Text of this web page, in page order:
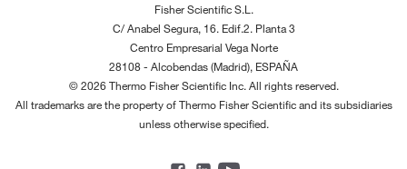
Fisher Scientific S.L.
C/ Anabel Segura, 16. Edif.2. Planta 3
Centro Empresarial Vega Norte
28108 - Alcobendas (Madrid), ESPAÑA
© 2026 Thermo Fisher Scientific Inc. All rights reserved.
All trademarks are the property of Thermo Fisher Scientific and its subsidiaries
unless otherwise specified.